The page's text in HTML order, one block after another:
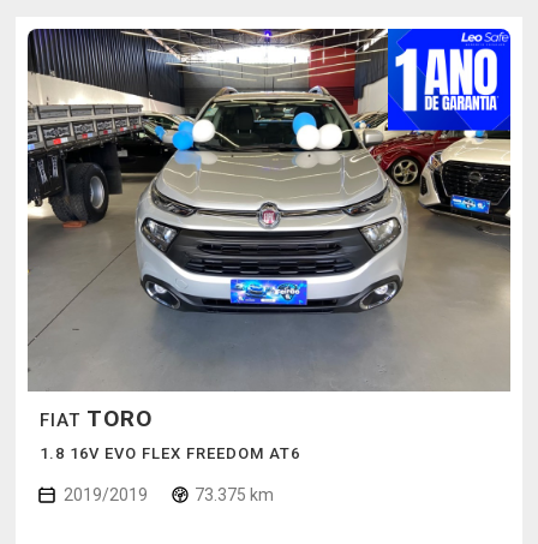
FIAT TORO
1.8 16V EVO FLEX FREEDOM AT6
2019/2019 73.375 km